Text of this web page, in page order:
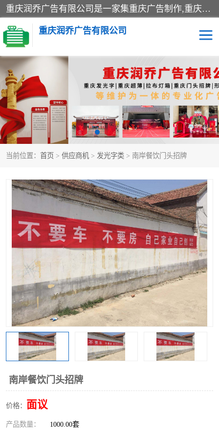
重庆润乔广告有限公司是一家集重庆广告制作,重庆标识标牌,亚克力发光字,led发光字,树脂发光字,超薄灯箱,拉布灯箱,吸塑灯箱,门头招牌,企业形象墙,写真喷绘,x展架,拉网展架,广告展架,条幅,锦旗设计,制作,施工,维护为一体的专业化广告公司.
重庆润乔广告有限公司
当前位置： 首页 > 供应商机 > 发光字类 > 南岸餐饮门头招牌
南岸餐饮门头招牌
价格： 面议
产品数量： 1000.00套
招牌类 发光字类
灯箱类 形象墙类
标识标牌类 写真喷绘类
展架 条幅
工装